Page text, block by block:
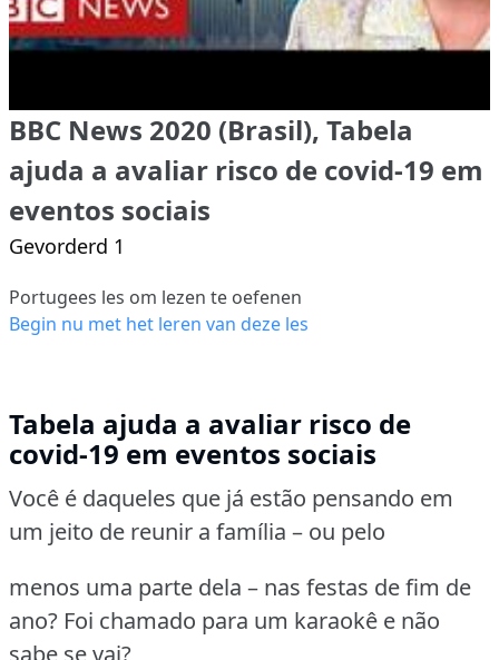
BBC News 2020 (Brasil), Tabela
ajuda a avaliar risco de covid-19 em
eventos sociais
Gevorderd 1
Portugees les om lezen te oefenen
Begin nu met het leren van deze les
Tabela ajuda a avaliar risco de
covid-19 em eventos sociais
Você é daqueles que já estão pensando em
um jeito de reunir a família – ou pelo
menos uma parte dela – nas festas de fim de
ano? Foi chamado para um karaokê e não
sabe se vai?